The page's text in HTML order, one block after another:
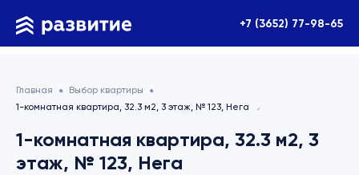
+7 (3652) 77-98-65
Главная
Выбор квартиры
1-комнатная квартира, 32.3 м2, 3 этаж, № 123, Нега
1-комнатная квартира, 32.3 м2, 3
этаж, № 123, Нега